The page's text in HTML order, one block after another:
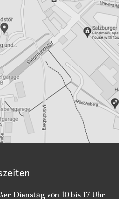
Dienstag von 10 bis 17 Uhr